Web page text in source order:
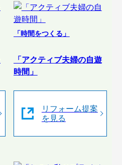
「時間をつくる」
「アクティブ夫婦の自遊
時間」
リフォーム提案
を見る